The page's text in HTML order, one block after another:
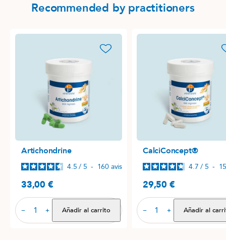
Recommended by practitioners
favorite_border
Artichondrine
4.5 / 5 - 160 avis
Precio
33,00 €
− + Añadir al carrito
CalciConcept®
4.7 / 5 -
Precio
29,50 €
− + Añadir al